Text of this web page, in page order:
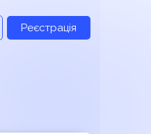
Реєстрація